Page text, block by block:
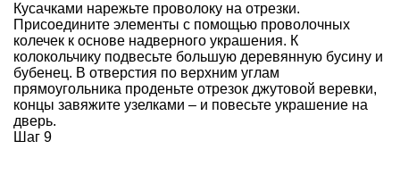
Кусачками нарежьте проволоку на отрезки.
Присоедините элементы с помощью проволочных
колечек к основе надверного украшения. К
колокольчику подвесьте большую деревянную бусину и
бубенец. В отверстия по верхним углам
прямоугольника проденьте отрезок джутовой веревки,
концы завяжите узелками – и повесьте украшение на
дверь.
Шаг 9